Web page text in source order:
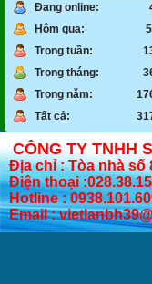
Đang online:
Hôm qua:
Trong tuần:
Trong tháng:
Trong năm:
Tất cả:
CÔNG TY TNHH
Địa chỉ : Tòa nhà số
Điện thoại
Hotline :
Email :